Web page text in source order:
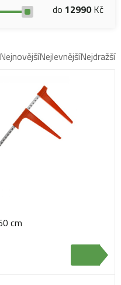
do 12990Kč
NejnovějšíNejlevnějšíNejdražší
cm